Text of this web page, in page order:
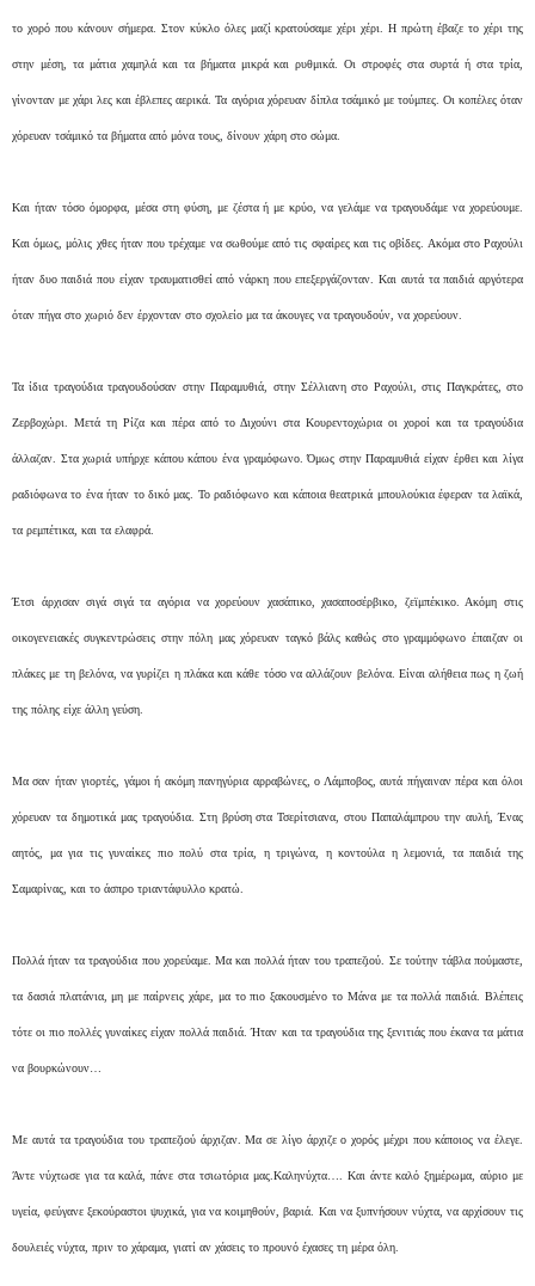
το χορό που κάνουν σήμερα. Στον κύκλο όλες μαζί κρατούσαμε χέρι χέρι. Η πρώτη έβαζε το χέρι της
στην μέση, τα μάτια χαμηλά και τα βήματα μικρά και ρυθμικά. Οι στροφές στα συρτά ή στα τρία,
γίνονταν με χάρι λες και έβλεπες αερικά. Τα αγόρια χόρευαν δίπλα τσάμικό με τούμπες. Οι κοπέλες όταν
χόρευαν τσάμικό τα βήματα από μόνα τους, δίνουν χάρη στο σώμα.
Και ήταν τόσο όμορφα, μέσα στη φύση, με ζέστα ή με κρύο, να γελάμε να τραγουδάμε να χορεύουμε.
Και όμως, μόλις χθες ήταν που τρέχαμε να σωθούμε από τις σφαίρες και τις οβίδες. Ακόμα στο Ραχούλι
ήταν δυο παιδιά που είχαν τραυματισθεί από νάρκη που επεξεργάζονταν. Και αυτά τα παιδιά αργότερα
όταν πήγα στο χωριό δεν έρχονταν στο σχολείο μα τα άκουγες να τραγουδούν, να χορεύουν.
Τα ίδια τραγούδια τραγουδούσαν στην Παραμυθιά, στην Σέλλιανη στο Ραχούλι, στις Παγκράτες, στο
Ζερβοχώρι. Μετά τη Ρίζα και πέρα από το Διχούνι στα Κουρεντοχώρια οι χοροί και τα τραγούδια
άλλαζαν. Στα χωριά υπήρχε κάπου κάπου ένα γραμόφωνο. Όμως στην Παραμυθιά είχαν έρθει και λίγα
ραδιόφωνα το ένα ήταν το δικό μας. Το ραδιόφωνο και κάποια θεατρικά μπουλούκια έφεραν τα λαϊκά,
τα ρεμπέτικα, και τα ελαφρά.
Έτσι άρχισαν σιγά σιγά τα αγόρια να χορεύουν χασάπικο, χασαποσέρβικο, ζεϊμπέκικο. Ακόμη στις
οικογενειακές συγκεντρώσεις στην πόλη μας χόρευαν ταγκό βάλς καθώς στο γραμμόφωνο έπαιζαν οι
πλάκες με τη βελόνα, να γυρίζει η πλάκα και κάθε τόσο να αλλάζουν βελόνα. Είναι αλήθεια πως η ζωή
της πόλης είχε άλλη γεύση.
Μα σαν ήταν γιορτές, γάμοι ή ακόμη πανηγύρια αρραβώνες, ο Λάμποβος, αυτά πήγαιναν πέρα και όλοι
χόρευαν τα δημοτικά μας τραγούδια. Στη βρύση στα Τσερίτσιανα, στου Παπαλάμπρου την αυλή, Ένας
αητός, μα για τις γυναίκες πιο πολύ στα τρία, η τριγώνα, η κοντούλα η λεμονιά, τα παιδιά της
Σαμαρίνας, και το άσπρο τριαντάφυλλο κρατώ.
Πολλά ήταν τα τραγούδια που χορεύαμε. Μα και πολλά ήταν του τραπεζιού. Σε τούτην τάβλα πούμαστε,
τα δασιά πλατάνια, μη με παίρνεις χάρε, μα το πιο ξακουσμένο το Μάνα με τα πολλά παιδιά. Βλέπεις
τότε οι πιο πολλές γυναίκες είχαν πολλά παιδιά. Ήταν και τα τραγούδια της ξενιτιάς που έκανα τα μάτια
να βουρκώνουν…
Με αυτά τα τραγούδια του τραπεζιού άρχιζαν. Μα σε λίγο άρχιζε ο χορός μέχρι που κάποιος να έλεγε.
Άντε νύχτωσε για τα καλά, πάνε στα τσιωτόρια μας.Καληνύχτα…. Και άντε καλό ξημέρωμα, αύριο με
υγεία, φεύγανε ξεκούραστοι ψυχικά, για να κοιμηθούν, βαριά. Και να ξυπνήσουν νύχτα, να αρχίσουν τις
δουλειές νύχτα, πριν το χάραμα, γιατί αν χάσεις το προυνό έχασες τη μέρα όλη.